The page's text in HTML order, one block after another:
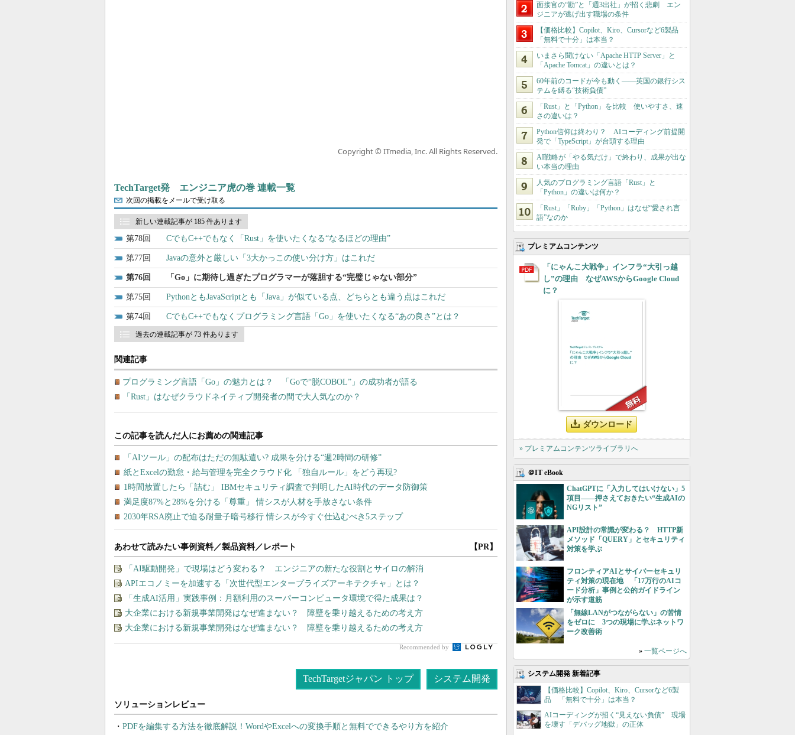
Copyright © ITmedia, Inc. All Rights Reserved.
TechTarget発 エンジニア虎の巻 連載一覧
次回の掲載をメールで受け取る
新しい連載記事が 185 件あります
78 CでもC++でもなく「Rust」を使いたくなる“なるほどの理由”
77 Javaの意外と厳しい「3大かっこの使い分け方」はこれだ
76 「Go」に期待し過ぎたプログラマーが落胆する“完璧じゃない部分”
75 PythonともJavaScriptとも「Java」が似ている点、どちらとも違う点はこれだ
74 CでもC++でもなくプログラミング言語「Go」を使いたくなる“あの良さ”とは？
過去の連載記事が 73 件あります
関連記事
プログラミング言語「Go」の魅力とは？ 「Goで“脱COBOL”」の成功者が語る
「Rust」はなぜクラウドネイティブ開発者の間で大人気なのか？
あわせて読みたい事例資料／製品資料／レポート 【PR】
「AI駆動開発」で現場はどう変わる？ エンジニアの新たな役割とサイロの解消
APIエコノミーを加速する「次世代型エンタープライズアーキテクチャ」とは？
「生成AI活用」実践事例：月額利用のスーパーコンピュータ環境で得た成果は？
大企業における新規事業開発はなぜ進まない？ 障壁を乗り越えるための考え方
大企業における新規事業開発はなぜ進まない？ 障壁を乗り越えるための考え方
Recommended by
TechTargetジャパン トップ システム開発
PDFを編集する方法を徹底解説！WordやExcelへの変換手順と無料でできるやり方を紹介
面接官の“勘”と「週3出社」が招く悲劇 エン
ジニアが逃げ出す職場の条件
【価格比較】Copilot、Kiro、Cursorなど6製品
「無料で十分」は本当？
いまさら聞けない「Apache HTTP Server」と
「Apache Tomcat」の違いとは？
60年前のコードが今も動く――英国の銀行シス
テムを縛る“技術負債”
「Rust」と「Python」を比較 使いやすさ、速
さの違いは？
Python信仰は終わり？ AIコーディング前提開
発で「TypeScript」が台頭する理由
AI戦略が「やる気だけ」で終わり、成果が出な
い本当の理由
人気のプログラミング言語「Rust」と
「Python」の違いは何か？
「Rust」「Ruby」「Python」はなぜ“愛され言
語”なのか
プレミアムコンテンツ
「にゃんこ大戦争」インフラ“大引っ越
し”の理由 なぜAWSからGoogle Cloud
に？
ダウンロード
» プレミアムコンテンツライブラリへ
＠IT eBook
ChatGPTに「入力してはいけない」5
項目――押さえておきたい“生成AIの
NGリスト”
API設計の常識が変わる？ HTTP新
メソッド「QUERY」とセキュリティ
対策を学ぶ
フロンティアAIとサイバーセキュリ
ティ対策の現在地 「17万行のAIコ
ード分析」事例と公的ガイドライン
が示す道筋
「無線LANがつながらない」の苦情
をゼロに 3つの現場に学ぶネットワ
ーク改善術
» 一覧ページへ
システム開発 新着記事
【価格比較】Copilot、Kiro、Cursorなど6製
品 「無料で十分」は本当？
AIコーディングが招く“見えない負債” 現場
を壊す「デバッグ地獄」の正体